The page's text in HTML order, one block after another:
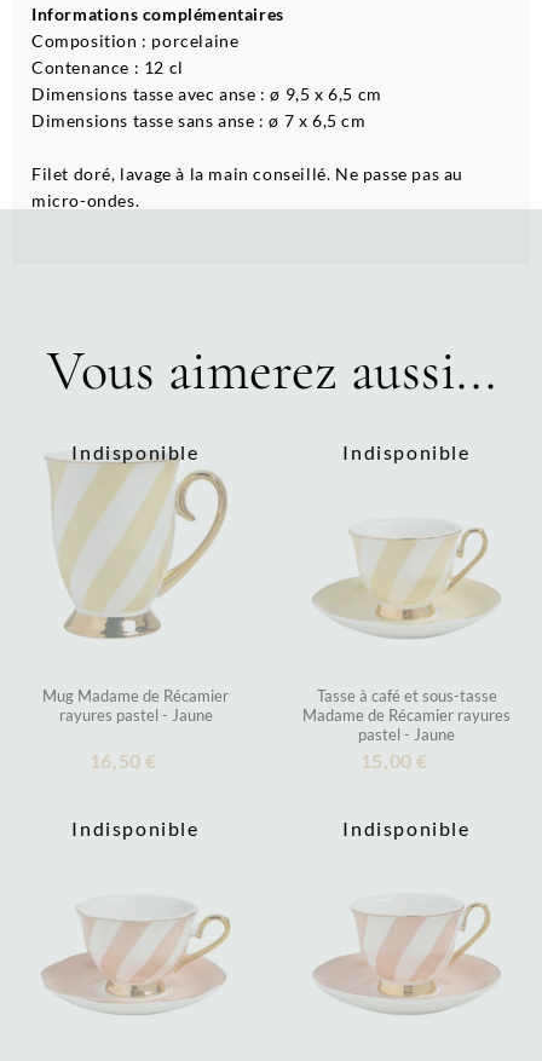
Informations complémentaires
Composition : porcelaine
Contenance : 12 cl
Dimensions tasse avec anse : ø 9,5 x 6,5 cm
Dimensions tasse sans anse : ø 7 x 6,5 cm
Filet doré, lavage à la main conseillé. Ne passe pas au
micro-ondes.
Vous aimerez aussi...
Indisponible
Mug Madame de Récamier
rayures pastel - Jaune
16,50 €
Indisponible
Tasse à café et sous-tasse
Madame de Récamier rayures
pastel - Jaune
15,00 €
Indisponible Indisponible